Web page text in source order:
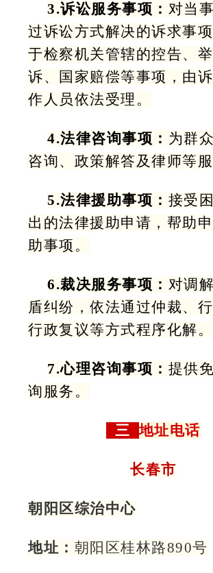
3.诉讼服务事项： 对当
过诉讼方式解决的诉求事
于检察机关管辖的控告、
诉、国家赔偿等事项，由
作人员依法受理。
4.法律咨询事项： 为群
咨询、政策解答及律师等服
5.法律援助事项： 接受
出的法律援助申请，帮助
助事项。
6.裁决服务事项： 对调
盾纠纷，依法通过仲裁、行
行政复议等方式程序化解。
7.心理咨询事项： 提供
询服务。
三 地址电话
长春市
朝阳区综治中心
地址： 朝阳区桂林路890号